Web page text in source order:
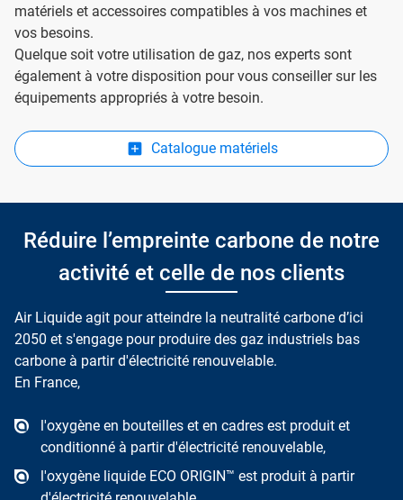
matériels et accessoires compatibles à vos machines et
vos besoins.
Quelque soit votre utilisation de gaz, nos experts sont
également à votre disposition pour vous conseiller sur les
équipements appropriés à votre besoin.
Catalogue matériels
Réduire l’empreinte carbone de notre
activité et celle de nos clients
Air Liquide agit pour atteindre la neutralité carbone d’ici
2050 et s'engage pour produire des gaz industriels bas
carbone à partir d'électricité renouvelable.
En France,
l'oxygène en bouteilles et en cadres est produit et
conditionné à partir d'électricité renouvelable,
l'oxygène liquide ECO ORIGIN™ est produit à partir